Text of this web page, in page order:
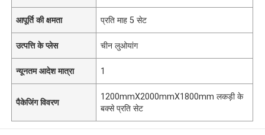
आपूर्ति की क्षमता प्रति माह 5 सेट
उत्पत्ति के प्लेस चीन लुओयांग
न्यूनतम आदेश मात्रा 1
पैकेजिंग विवरण
1200mmX2000mmX1800mm लकड़ी के
बक्से प्रति सेट